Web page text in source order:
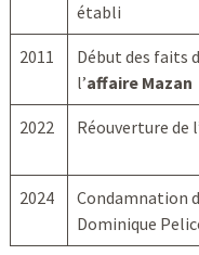
établi
2011
Début des faits
l’affaire Mazan
2022 Réouverture de
2024
Condamnation
Dominique